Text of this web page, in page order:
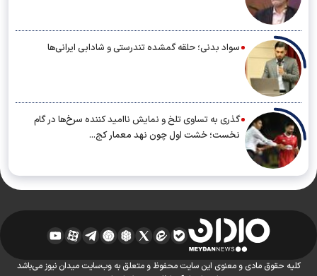
سواد بدنی؛ حلقه گمشده تندرستی و شادابی ایرانی‌ها
گذری به تساوی تلخ و نمایش ناامید کننده سرخ‌ها در گام
نخست؛ خشت اول چون نهد معمار کج...
کلیه حقوق مادی و معنوی این سایت محفوظ و متعلق به وب‌سایت میدان نیوز می‌باشد